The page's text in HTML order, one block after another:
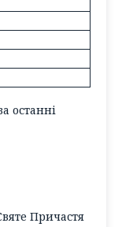
останні
Причастя